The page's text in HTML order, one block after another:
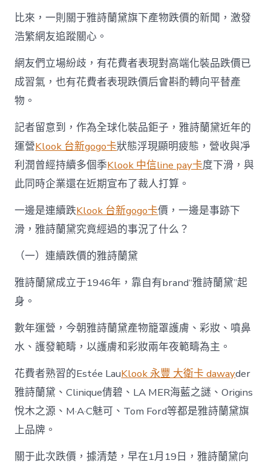
蘭
黛
境，
靠
“漲
路
旅
遊
優
惠
價”
難
以
解
決〉
比來，一則關于雅詩蘭黛旗下產物跌價的新聞，激發
浩繁網友追蹤關心。
網友們立場紛歧，有花費者表現對高端化裝品跌價已
成習氣，也有花費者表現跌價后會斟酌轉向平替產
物。
記者留意到，作為全球化裝品鉅子，雅詩蘭黛近年的
運營Klook 台新gogo卡狀態浮現顯明疲態，營收與凈
利潤曾經持續多個季Klook 中信line pay卡度下滑，與
此同時企業還在近期宣布了裁人打算。
一邊是連續跌Klook 台新gogo卡價，一邊是事跡下
滑，雅詩蘭黛究竟經過的事況了什么？
（一）連續跌價的雅詩蘭黛
雅詩蘭黛成立于1946年，靠自有brand“雅詩蘭黛”起
身。
數年運營，今朝雅詩蘭黛產物籠罩護膚、彩妝、噴鼻
水、護發範疇，以護膚和彩妝兩年夜範疇為主。
花費者熟習的Estée LauKlook 永豐 大衛卡 dawayder
雅詩蘭黛、Clinique倩碧、LA MER海藍之謎、Origins
悅木之源、M·A·C魅可、Tom Ford等都是雅詩蘭黛旗
上品牌。
關于此次跌價，據清楚，早在1月19日，雅詩蘭黛向